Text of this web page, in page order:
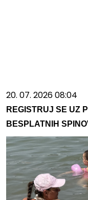
20. 07. 2026 08:04
REGISTRUJ SE UZ
BESPLATNIH